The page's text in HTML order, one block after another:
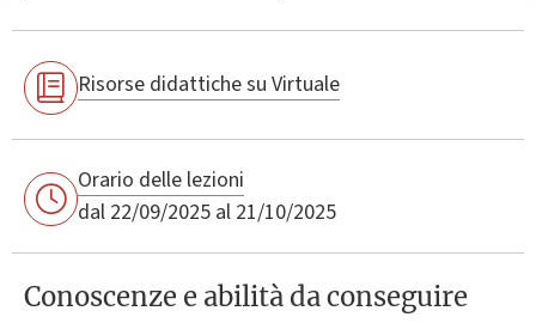
Risorse didattiche su Virtuale
Orario delle lezioni
dal 22/09/2025 al 21/10/2025
Conoscenze e abilità da conseguire